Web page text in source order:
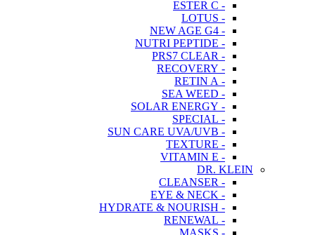
- ESTER C
- LOTUS
- NEW AGE G4
- NUTRI PEPTIDE
- PRS7 CLEAR
- RECOVERY
- RETIN A
- SEA WEED
- SOLAR ENERGY
- SPECIAL
- SUN CARE UVA/UVB
- TEXTURE
- VITAMIN E
DR. KLEIN
- CLEANSER
- EYE & NECK
- HYDRATE & NOURISH
- RENEWAL
- MASKS